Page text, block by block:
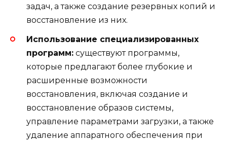
задач, а также создание резервных копий и
восстановление из них.
Использование специализированных
программ: существуют программы,
которые предлагают более глубокие и
расширенные возможности
восстановления, включая создание и
восстановление образов системы,
управление параметрами загрузки, а также
удаление аппаратного обеспечения при